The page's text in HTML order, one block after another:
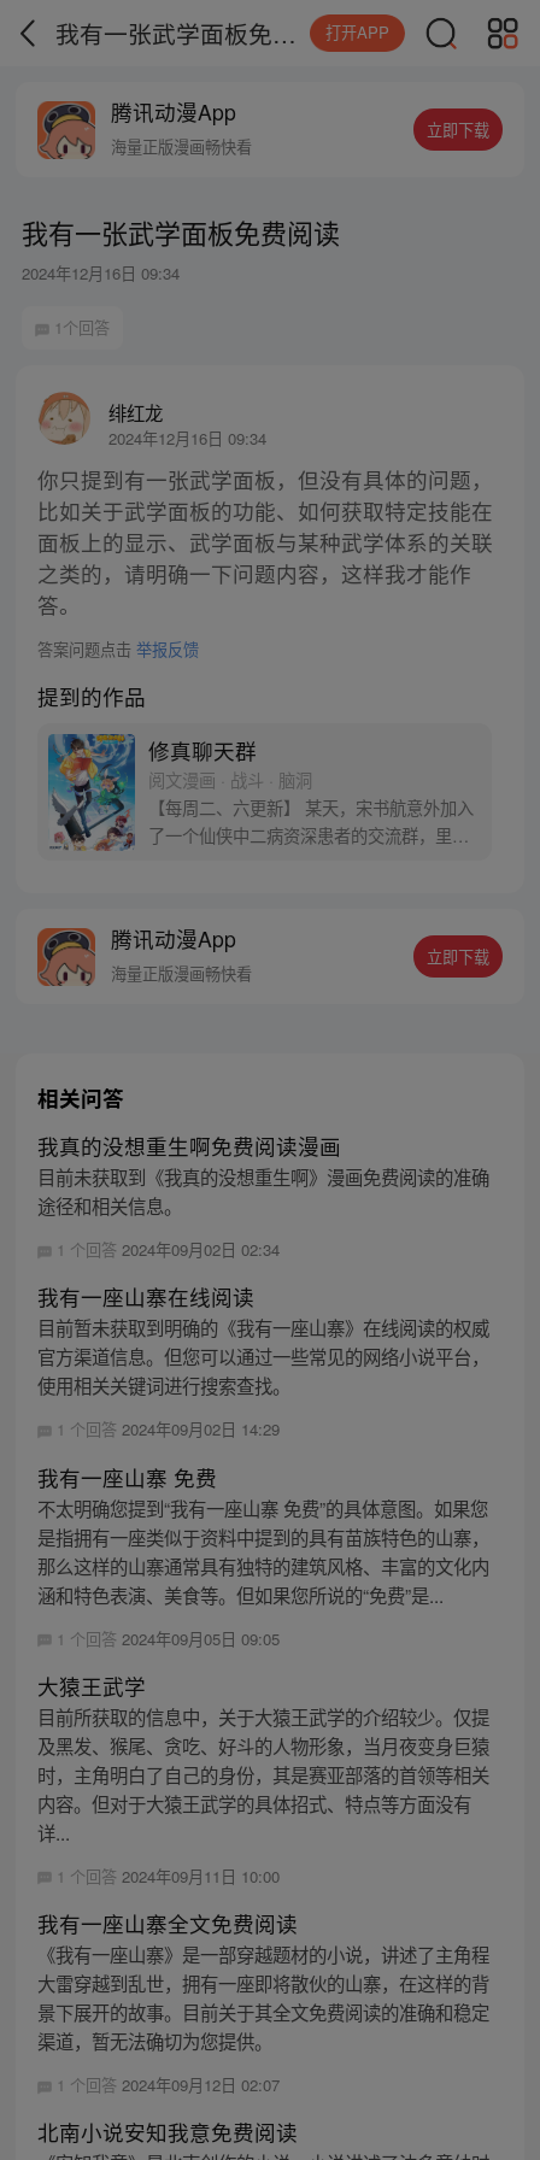
我有一张武学面板免费阅读 打开APP
腾讯动漫App
海量正版漫画畅快看
立即下载
我有一张武学面板免费阅读
2024年12月16日 09:34
1个回答
绯红龙
2024年12月16日 09:34
你只提到有一张武学面板，但没有具体的问题，
比如关于武学面板的功能、如何获取特定技能在
面板上的显示、武学面板与某种武学体系的关联
之类的，请明确一下问题内容，这样我才能作
答。
答案问题点击 举报反馈
提到的作品
修真聊天群
阅文漫画 · 战斗 · 脑洞
【每周二、六更新】 某天，宋书航意外加入
了一个仙侠中二病资深患者的交流群，里面
丹、闯秘境、炼功经验啥的。 突然有一天，
潜水良久的他发现……群里每一个群员竟然
腾讯动漫App
海量正版漫画畅快看
立即下载
相关问答
我真的没想重生啊免费阅读漫画
目前未获取到《我真的没想重生啊》漫画免费阅读的准确
途径和相关信息。
1 个回答 2024年09月02日 02:34
我有一座山寨在线阅读
目前暂未获取到明确的《我有一座山寨》在线阅读的权威
官方渠道信息。但您可以通过一些常见的网络小说平台，
使用相关关键词进行搜索查找。
1 个回答 2024年09月02日 14:29
我有一座山寨 免费
不太明确您提到“我有一座山寨 免费”的具体意图。如果您
是指拥有一座类似于资料中提到的具有苗族特色的山寨，
那么这样的山寨通常具有独特的建筑风格、丰富的文化内
涵和特色表演、美食等。但如果您所说的“免费”是...
1 个回答 2024年09月05日 09:05
大猿王武学
目前所获取的信息中，关于大猿王武学的介绍较少。仅提
及黑发、猴尾、贪吃、好斗的人物形象，当月夜变身巨猿
时，主角明白了自己的身份，其是赛亚部落的首领等相关
内容。但对于大猿王武学的具体招式、特点等方面没有
详...
1 个回答 2024年09月11日 10:00
我有一座山寨全文免费阅读
《我有一座山寨》是一部穿越题材的小说，讲述了主角程
大雷穿越到乱世，拥有一座即将散伙的山寨，在这样的背
景下展开的故事。目前关于其全文免费阅读的准确和稳定
渠道，暂无法确切为您提供。
1 个回答 2024年09月12日 02:07
北南小说安知我意免费阅读